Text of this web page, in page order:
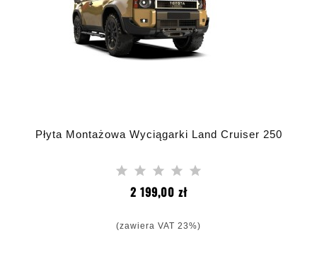
Płyta Montażowa Wyciągarki Land Cruiser 250
2 199,00 złCena
(zawiera VAT 23%)